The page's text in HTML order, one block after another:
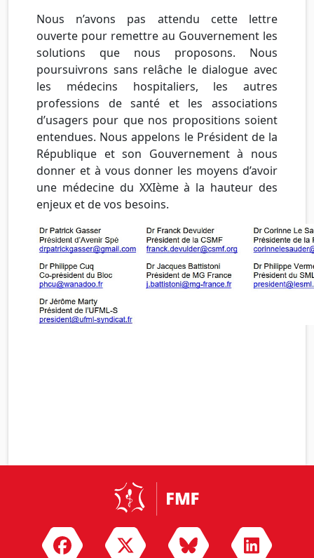
Nous n’avons pas attendu cette lettre
ouverte pour remettre au Gouvernement les
solutions que nous proposons. Nous
poursuivrons sans relâche le dialogue avec
les médecins hospitaliers, les autres
professions de santé et les associations
d’usagers pour que nos propositions soient
entendues. Nous appelons le Président de la
République et son Gouvernement à nous
donner et à vous donner les moyens d’avoir
une médecine du XXIèmeà la hauteur des
enjeux et de vos besoins.